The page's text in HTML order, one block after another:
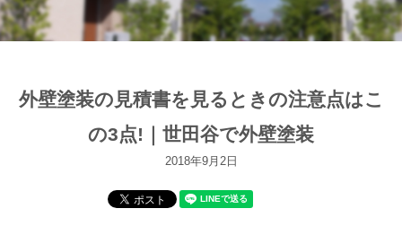
外壁塗装の見積書を見るときの注意点はこ
の3点!｜世田谷で外壁塗装
2018年9月2日